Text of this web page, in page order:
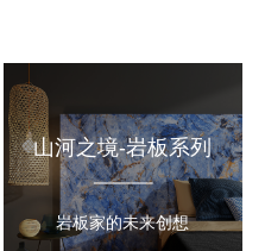
山河之境-岩板系列
岩板家的未来创想